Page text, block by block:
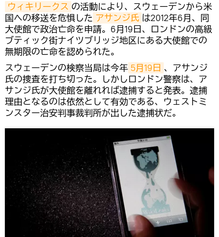
ウィキリークス の活動により、スウェーデンから米
国への移送を危惧した アサンジ氏 は2012年6月、同
大使館で政治亡命を申請。6月19日、ロンドンの高級
ブティック街ナイツブリッジ地区にある大使館での
無期限の亡命を認められた。
スウェーデンの検察当局は今年 5月19日 、アサンジ
氏の捜査を打ち切った。しかしロンドン警察は、ア
サンジ氏が大使館を離れれば逮捕すると発表。逮捕
理由となるのは依然として有効である、ウェストミ
ンスター治安判事裁判所が出した逮捕状だ。